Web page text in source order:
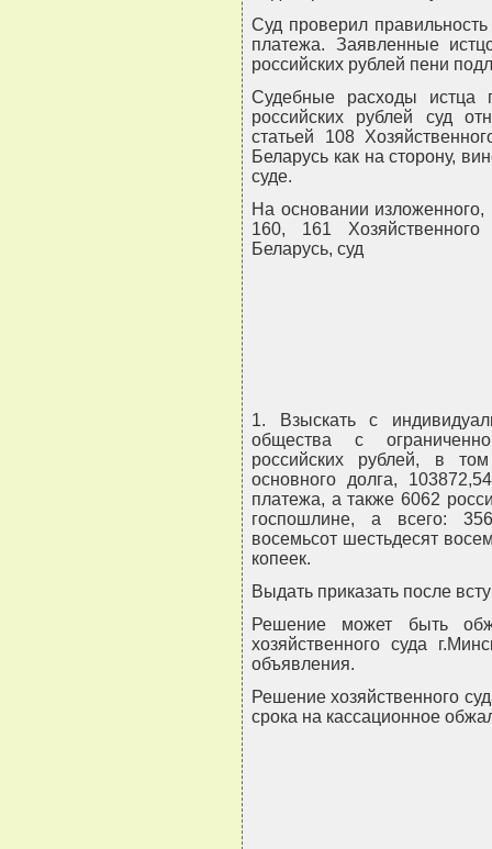
Суд проверил
платежа. Заявленные
российских рублей пени
Судебные расходы
российских рублей суд
статьей 108
Беларусь как на сторону,
суде.
На основании изложенного,
160, 161 Хозяйственного
Беларусь, суд
1. Взыскать с
общества с
российских рублей, в
основного долга,
платежа, а также 6062
госпошлине, а всего:
восемьсот шестьдесят
копеек.
Выдать приказать после
Решение может быть
хозяйственного суда
объявления.
Решение хозяйственного
срока на кассационное